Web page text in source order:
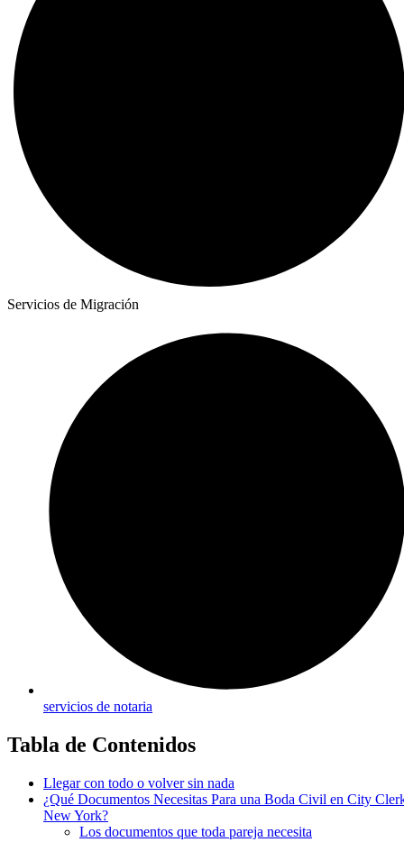
Servicios de Migración
servicios de notaria
Tabla de Contenidos
Llegar con todo o volver sin nada
¿Qué Documentos Necesitas Para una Boda Civil en City
New York?
Los documentos que toda pareja necesita